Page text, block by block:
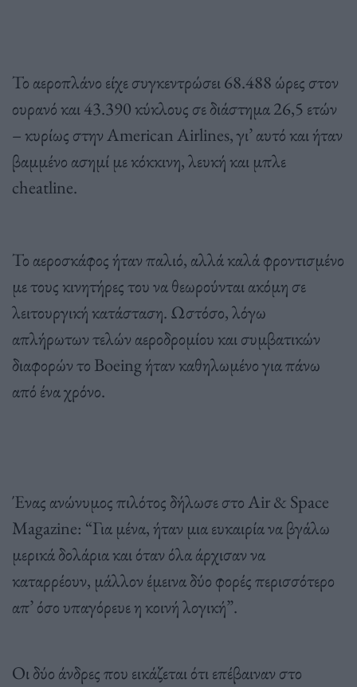
Το αεροπλάνο είχε συγκεντρώσει 68.488 ώρες στον
ουρανό και 43.390 κύκλους σε διάστημα 26,5 ετών
– κυρίως στην American Airlines, γι’ αυτό και ήταν
βαμμένο ασημί με κόκκινη, λευκή και μπλε
cheatline.
Το αεροσκάφος ήταν παλιό, αλλά καλά φροντισμένο
με τους κινητήρες του να θεωρούνται ακόμη σε
λειτουργική κατάσταση. Ωστόσο, λόγω
απλήρωτων τελών αεροδρομίου και συμβατικών
διαφορών το Boeing ήταν καθηλωμένο για πάνω
από ένα χρόνο.
Ένας ανώνυμος πιλότος δήλωσε στο Air & Space
Magazine: “Για μένα, ήταν μια ευκαιρία να βγάλω
μερικά δολάρια και όταν όλα άρχισαν να
καταρρέουν, μάλλον έμεινα δύο φορές περισσότερο
απ’ όσο υπαγόρευε η κοινή λογική”.
Οι δύο άνδρες που εικάζεται ότι επέβαιναν στο